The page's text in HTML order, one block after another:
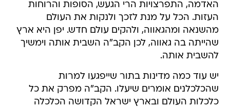
האדמה, התפרצויות הרי הגעש, הסופות והרוחות
העזות. הכל על מנת לזכך ולנקות את העולם
מהשנאה ומהגאווה, ולהקים עולם חדש. יפן היא ארץ
שהייתה בה גאווה, לכן הקב"ה השבית אותה וימשיך
להשבית אותה.
יש עוד כמה מדינות בתור שייפגעו למרות
שהכלכלנים אומרים שיעלו. הקב"ה מפרק את כל
כלכלות העולם ובארץ ישראל הקדושה הכלכלה